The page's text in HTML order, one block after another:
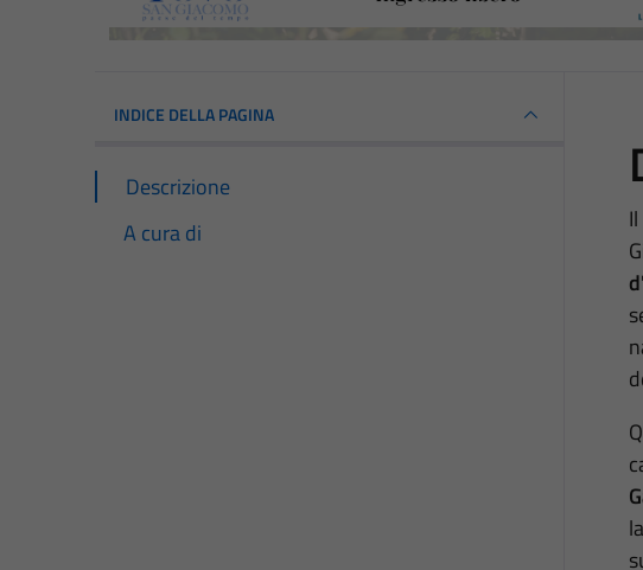
INDICE DELLA PAGINA
Descrizione
A cura di